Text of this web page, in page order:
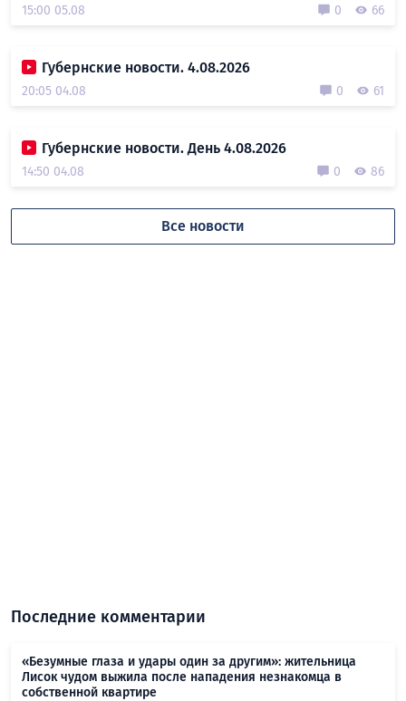
15:00 05.08 0 66
Губернские новости. 4.08.2026
20:05 04.08 0 61
Губернские новости. День 4.08.2026
14:50 04.08 0 86
Все новости
Последние комментарии
«Безумные глаза и удары один за другим»: жительница
Лисок чудом выжила после нападения незнакомца в
собственной квартире